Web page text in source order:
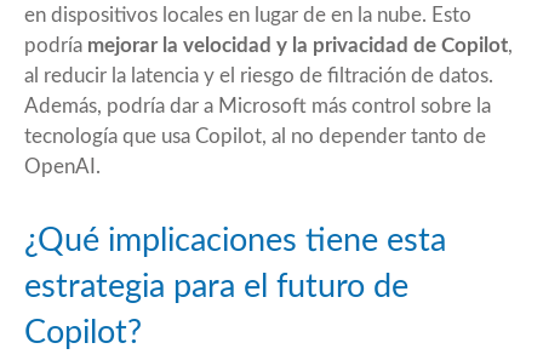
en dispositivos locales en lugar de en la nube. Esto
podría mejorar la velocidad y la privacidad de Copilot,
al reducir la latencia y el riesgo de filtración de datos.
Además, podría dar a Microsoft más control sobre la
tecnología que usa Copilot, al no depender tanto de
OpenAI.
¿Qué implicaciones tiene esta
estrategia para el futuro de
Copilot?